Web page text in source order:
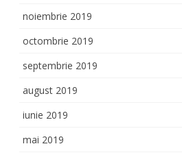
noiembrie 2019
octombrie 2019
septembrie 2019
august 2019
iunie 2019
mai 2019